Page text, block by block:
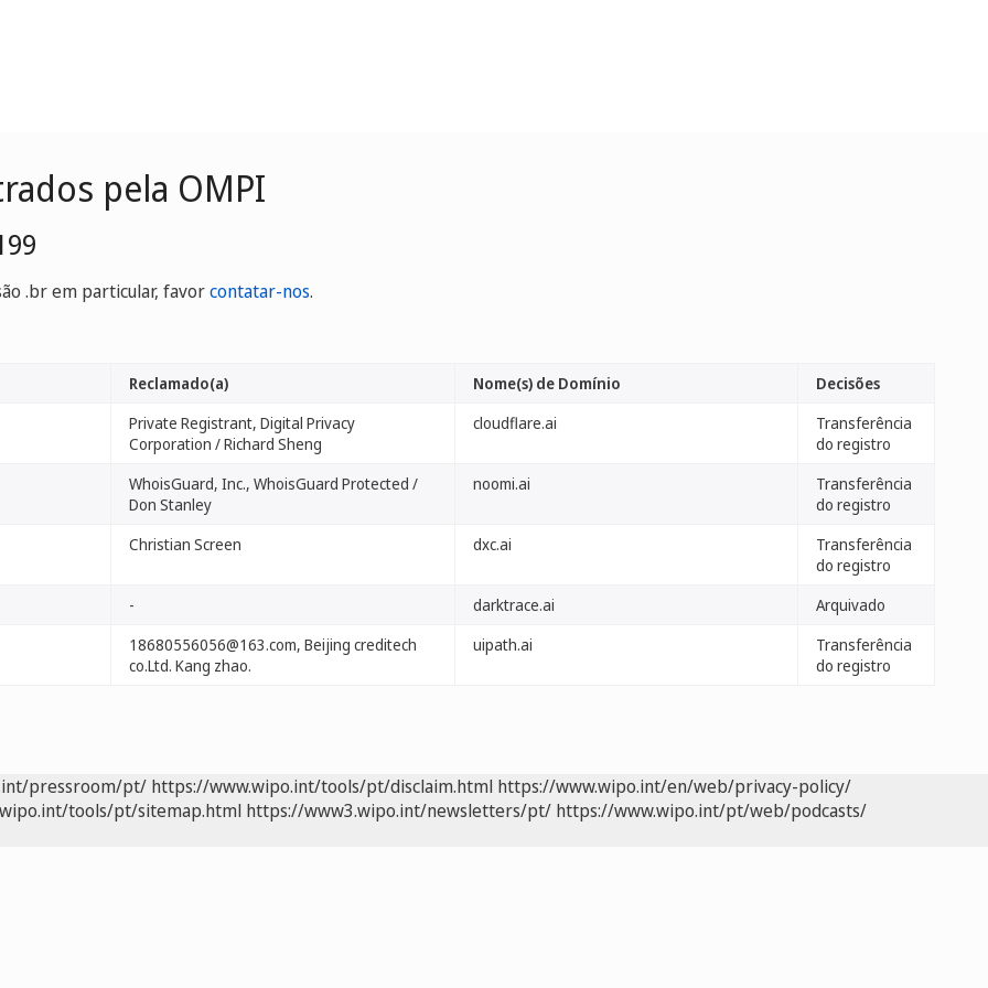
pela OMPI
.br em particular, favorcontatar-nos.
Reclamado(a) Nome(s) de Domínio
Decisões
Private Registrant, Digital Privacy
Corporation / Richard Sheng
cloudflare.ai
Transferência
do registro
WhoisGuard, Inc., WhoisGuard Protected /
Don Stanley
noomi.ai
Transferência
do registro
Christian Screen
dxc.ai
Transferência
do registro
-
darktrace.ai
Arquivado
18680556056@163.com, Beijing creditech
co.Ltd. Kang zhao.
uipath.ai
Transferência
do registro
pressroom/pt/ https://www.wipo.int/tools/pt/disclaim.html https://www.wipo.int/en/web/privacy-policy/
tools/pt/sitemap.html https://www3.wipo.int/newsletters/pt/ https://www.wipo.int/pt/web/podcasts/